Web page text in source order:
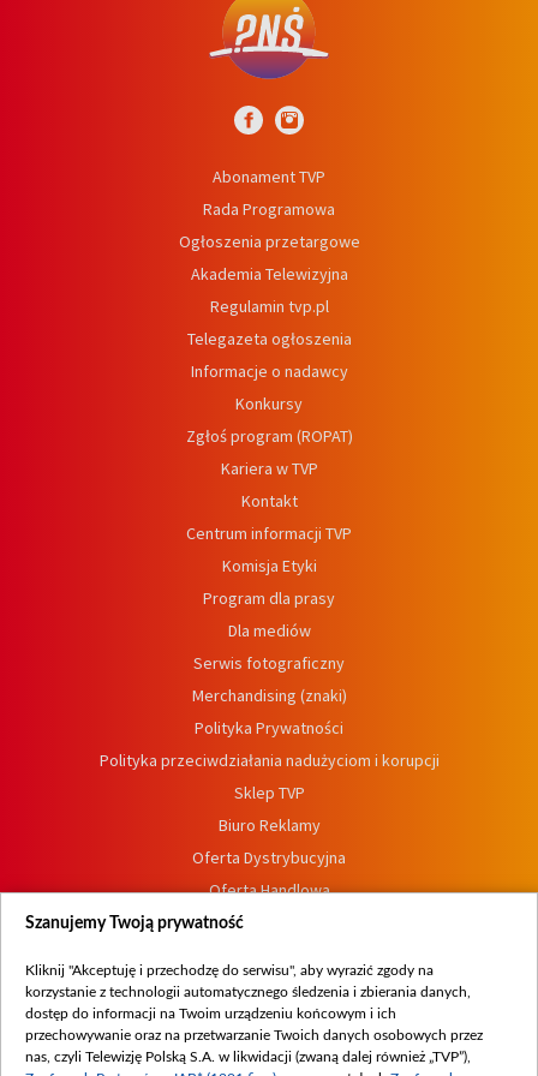
Abonament TVP
Rada Programowa
Ogłoszenia przetargowe
Akademia Telewizyjna
Regulamin tvp.pl
Telegazeta ogłoszenia
Informacje o nadawcy
Konkursy
Zgłoś program (ROPAT)
Kariera w TVP
Kontakt
Centrum informacji TVP
Komisja Etyki
Program dla prasy
Dla mediów
Serwis fotograficzny
Merchandising (znaki)
Polityka Prywatności
Polityka przeciwdziałania nadużyciom i korupcji
Sklep TVP
Biuro Reklamy
Oferta Dystrybucyjna
Oferta Handlowa
Dostępność
Procedura zgłoszeń wewnętrznych
Szanujemy Twoją prywatność
Kliknij "Akceptuję i przechodzę do serwisu", aby wyrazić zgody na
korzystanie z technologii automatycznego śledzenia i zbierania danych,
dostęp do informacji na Twoim urządzeniu końcowym i ich
przechowywanie oraz na przetwarzanie Twoich danych osobowych przez
nas, czyli Telewizję Polską S.A. w likwidacji (zwaną dalej również „TVP”),